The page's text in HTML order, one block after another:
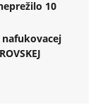
10
nafukovacej